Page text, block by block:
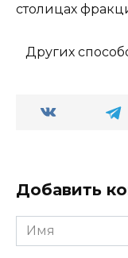
столицах
Других
Добавить
Имя
*